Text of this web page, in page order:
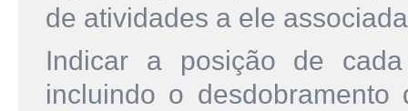
de atividades a ele
Indicar a posição de
incluindo o